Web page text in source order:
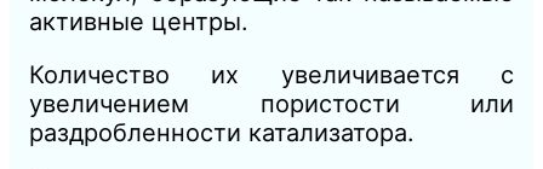
активные центры.
Количество их увеличивается с
увеличением пористости или
раздробленности катализатора.